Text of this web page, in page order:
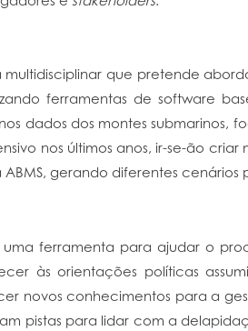
que pretende
ferramentas de software
dados dos montes
nos últimos anos, ir-se-ão
gerando diferentes cenários
ferramenta para ajudar o
às orientações políticas
novos conhecimentos para a
pistas para lidar com a